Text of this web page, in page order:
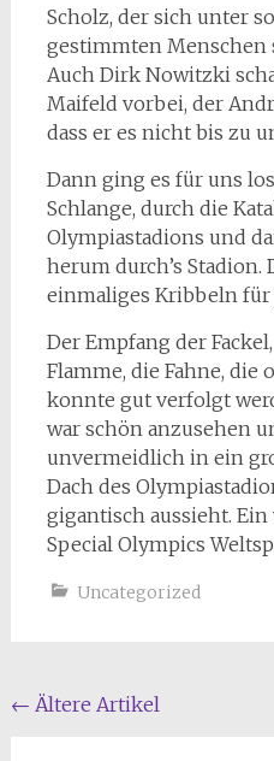
Scholz, der sich unter
gestimmten
Auch Dirk Nowitzki
Maifeld vorbei, der
dass er es nicht bis zu
Dann ging es für uns
Schlange, durch die
Olympiastadions und
herum durch’s Stadion.
einmaliges Kribbeln für
Der Empfang der
Flamme, die Fahne, die
konnte gut verfolgt
war schön anzusehen
unvermeidlich in ein
Dach des
gigantisch aussieht.
Special Olympics
Uncategorized
Beitragsnavigation
← Ältere Artikel